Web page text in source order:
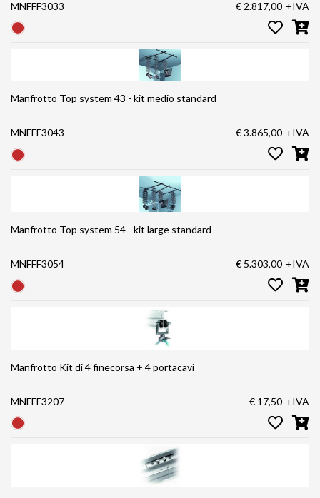
MNFFF3033 € 2.817,00 +IVA
Manfrotto Top system 43 - kit medio standard
MNFFF3043 € 3.865,00 +IVA
Manfrotto Top system 54 - kit large standard
MNFFF3054 € 5.303,00 +IVA
Manfrotto Kit di 4 finecorsa + 4 portacavi
MNFFF3207 € 17,50 +IVA